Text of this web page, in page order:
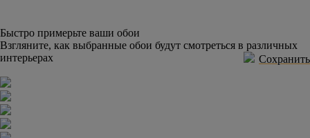
Быстро примерьте ваши обои
Взгляните, как выбранные обои будут смотреться в различных
интерьерах
Сохранить